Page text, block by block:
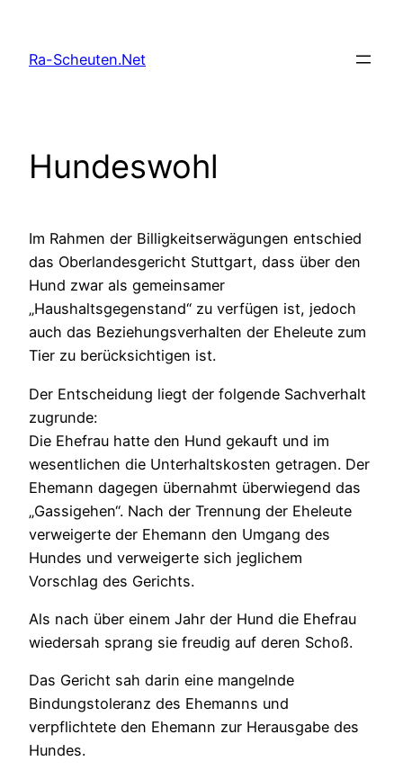
springen
Ra-Scheuten.Net
Hundeswohl
Im Rahmen der Billigkeitserwägungen entschied
das Oberlandesgericht Stuttgart, dass über den
Hund zwar als gemeinsamer
„Haushaltsgegenstand“ zu verfügen ist, jedoch
auch das Beziehungsverhalten der Eheleute zum
Tier zu berücksichtigen ist.
Der Entscheidung liegt der folgende Sachverhalt
zugrunde:
Die Ehefrau hatte den Hund gekauft und im
wesentlichen die Unterhaltskosten getragen. Der
Ehemann dagegen übernahmt überwiegend das
„Gassigehen“. Nach der Trennung der Eheleute
verweigerte der Ehemann den Umgang des
Hundes und verweigerte sich jeglichem
Vorschlag des Gerichts.
Als nach über einem Jahr der Hund die Ehefrau
wiedersah sprang sie freudig auf deren Schoß.
Das Gericht sah darin eine mangelnde
Bindungstoleranz des Ehemanns und
verpflichtete den Ehemann zur Herausgabe des
Hundes.